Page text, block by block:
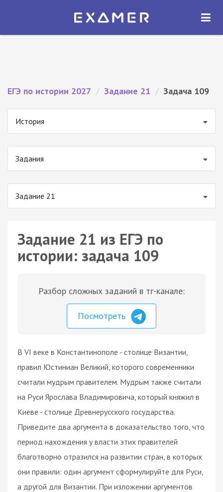
Экзамер — ЕГЭ 2027
ОТКРЫТЬ
ЕГЭ по истории 2027 / Задание 21 / Задача 109
История
Задания
Задание 21
Задание 21 из ЕГЭ по
истории: задача 109
Разбор сложных заданий в тг-канале:
Посмотреть
В VI веке в Константинополе - столице Византии,
правил Юстиниан Великий, которого современники
считали мудрым правителем. Мудрым также считали
на Руси Ярослава Владимировича, который княжил в
Киеве - столице Древнерусского государства.
Приведите два аргумента в доказательство того, что
период нахождения у власти этих правителей
благотворно отразился на развитии стран, в которых
они правили: один аргумент сформулируйте для Руси,
а другой для Византии. При изложении аргументов